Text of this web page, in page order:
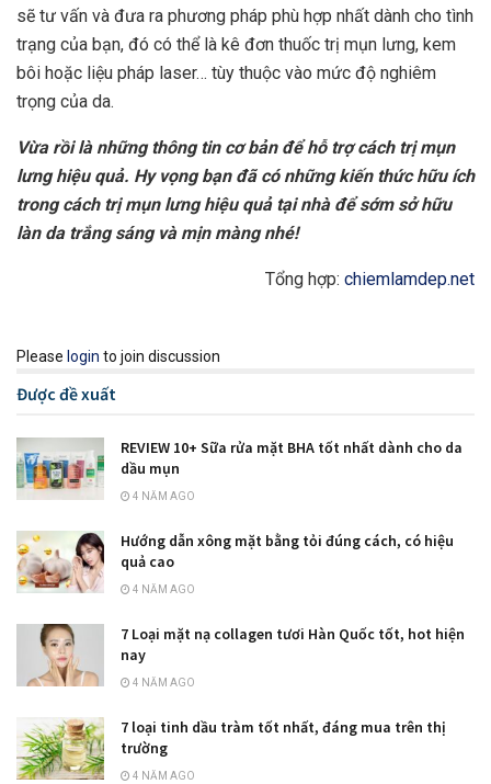
sẽ tư vấn và đưa ra phương pháp phù hợp nhất dành cho tình
trạng của bạn, đó có thể là kê đơn thuốc trị mụn lưng, kem
bôi hoặc liệu pháp laser… tùy thuộc vào mức độ nghiêm
trọng của da.
Vừa rồi là những thông tin cơ bản để hỗ trợ cách trị mụn
lưng hiệu quả. Hy vọng bạn đã có những kiến thức hữu ích
trong cách trị mụn lưng hiệu quả tại nhà để sớm sở hữu
làn da trắng sáng và mịn màng nhé!
Tổng hợp: chiemlamdep.net
Please login to join discussion
Được đề xuất
REVIEW 10+ Sữa rửa mặt BHA tốt nhất dành cho da
dầu mụn
4 NĂM AGO
Hướng dẫn xông mặt bằng tỏi đúng cách, có hiệu
quả cao
4 NĂM AGO
7 Loại mặt nạ collagen tươi Hàn Quốc tốt, hot hiện
nay
4 NĂM AGO
7 loại tinh dầu tràm tốt nhất, đáng mua trên thị
trường
4 NĂM AGO